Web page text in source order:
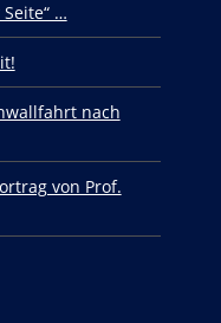
…
nach
von Prof.